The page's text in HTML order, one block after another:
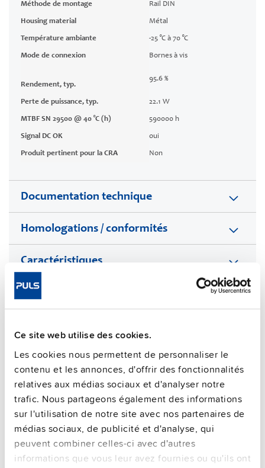
Ce site web utilise des cookies.
Les cookies nous permettent de personnaliser le
contenu et les annonces, d'offrir des fonctionnalités
relatives aux médias sociaux et d'analyser notre
trafic. Nous partageons également des informations
sur l'utilisation de notre site avec nos partenaires de
médias sociaux, de publicité et d'analyse, qui
peuvent combiner celles-ci avec d'autres
informations que vous leur avez fournies ou qu'ils ont
Méthode de montage Rail DIN
Housing material Métal
Température ambiante -25 °C à 70 °C
Mode de connexion Bornes à vis
Rendement, typ.
95.6 %
Perte de puissance, typ. 22.1 W
MTBF SN 29500 @ 40 °C (h) 590000 h
Signal DC OK oui
Produit pertinent pour la CRA Non
Documentation technique
Homologations / conformités
Caractéristiques
This video is hosted by external service. By continuing,
you agree to the external service's privacy policy.
See privacy policy for details
Unités supplémentaires